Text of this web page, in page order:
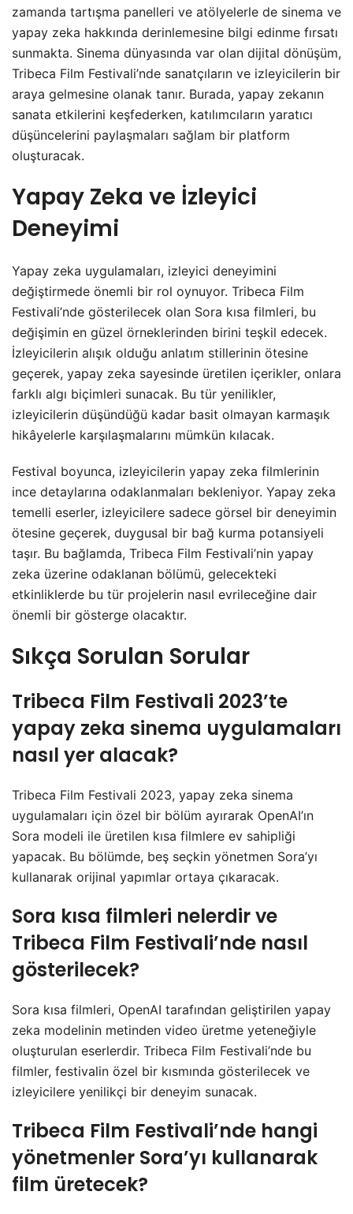
zamanda tartışma panelleri ve atölyelerle de sinema ve
yapay zeka hakkında derinlemesine bilgi edinme fırsatı
sunmakta. Sinema dünyasında var olan dijital dönüşüm,
Tribeca Film Festivali’nde sanatçıların ve izleyicilerin bir
araya gelmesine olanak tanır. Burada, yapay zekanın
sanata etkilerini keşfederken, katılımcıların yaratıcı
düşüncelerini paylaşmaları sağlam bir platform
oluşturacak.
Yapay Zeka ve İzleyici
Deneyimi
Yapay zeka uygulamaları, izleyici deneyimini
değiştirmede önemli bir rol oynuyor. Tribeca Film
Festivali’nde gösterilecek olan Sora kısa filmleri, bu
değişimin en güzel örneklerinden birini teşkil edecek.
İzleyicilerin alışık olduğu anlatım stillerinin ötesine
geçerek, yapay zeka sayesinde üretilen içerikler, onlara
farklı algı biçimleri sunacak. Bu tür yenilikler,
izleyicilerin düşündüğü kadar basit olmayan karmaşık
hikâyelerle karşılaşmalarını mümkün kılacak.
Festival boyunca, izleyicilerin yapay zeka filmlerinin
ince detaylarına odaklanmaları bekleniyor. Yapay zeka
temelli eserler, izleyicilere sadece görsel bir deneyimin
ötesine geçerek, duygusal bir bağ kurma potansiyeli
taşır. Bu bağlamda, Tribeca Film Festivali’nin yapay
zeka üzerine odaklanan bölümü, gelecekteki
etkinliklerde bu tür projelerin nasıl evrileceğine dair
önemli bir gösterge olacaktır.
Sıkça Sorulan Sorular
Tribeca Film Festivali 2023’te
yapay zeka sinema uygulamaları
nasıl yer alacak?
Tribeca Film Festivali 2023, yapay zeka sinema
uygulamaları için özel bir bölüm ayırarak OpenAI’ın
Sora modeli ile üretilen kısa filmlere ev sahipliği
yapacak. Bu bölümde, beş seçkin yönetmen Sora’yı
kullanarak orijinal yapımlar ortaya çıkaracak.
Sora kısa filmleri nelerdir ve
Tribeca Film Festivali’nde nasıl
gösterilecek?
Sora kısa filmleri, OpenAI tarafından geliştirilen yapay
zeka modelinin metinden video üretme yeteneğiyle
oluşturulan eserlerdir. Tribeca Film Festivali’nde bu
filmler, festivalin özel bir kısmında gösterilecek ve
izleyicilere yenilikçi bir deneyim sunacak.
Tribeca Film Festivali’nde hangi
yönetmenler Sora’yı kullanarak
film üretecek?